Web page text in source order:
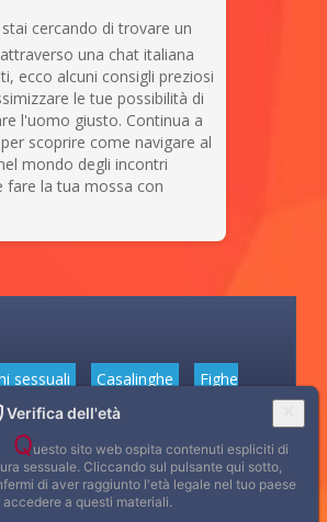
cercando di trovare un
una chat italiana
ecco alcuni consigli preziosi
le tue possibilità di
l'uomo giusto. Continua a
scoprire come navigare al
mondo degli incontri
fare la tua mossa con
sessuali Casalinghe Fighe
Donne anziane Feticismo dei
Verifica dell'età
Questo sito web ospita contenuti espliciti di
sessuale. Cliccando sul pulsante qui sotto,
di aver raggiunto l'età legale nel tuo paese
accedere a questi materiali.